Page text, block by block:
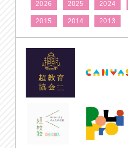
2026 2025 2024
2015 2014 2013